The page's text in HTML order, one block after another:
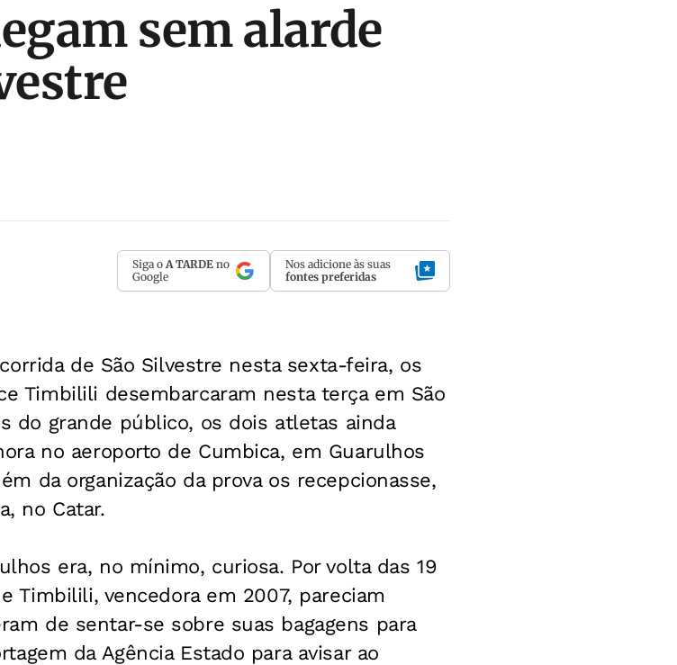
sem alarde
Siga o A TARDE no
Google
Nos adicione às suas
fontes preferidas
de São Silvestre nesta sexta-feira, os
Timbilili desembarcaram nesta terça em São
do grande público, os dois atletas ainda
no aeroporto de Cumbica, em Guarulhos
da organização da prova os recepcionasse,
no Catar.
era, no mínimo, curiosa. Por volta das 19
Timbilili, vencedora em 2007, pareciam
de sentar-se sobre suas bagagens para
da Agência Estado para avisar ao